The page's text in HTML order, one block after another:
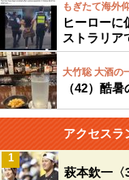
もぎたて海外
ヒーローに
ストラリア
大竹聡 大酒の
（42）酷
アクセスラ
萩本欽一
1